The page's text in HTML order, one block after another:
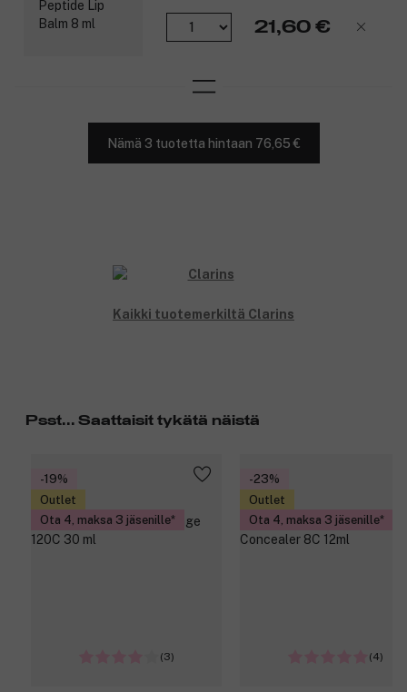
21,60 €
Nämä 3 tuotetta hintaan 76,65 €
Kaikki tuotemerkiltä Clarins
Psst... Saattaisit tykätä näistä
-19%
Outlet
Ota 4, maksa 3 jäsenille
(3)
-23%
Outlet
Ota 4, maksa 3 jäsenille
(4)